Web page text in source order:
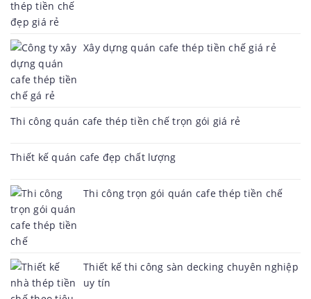
Xây dựng quán cafe thép tiền chế giá rẻ
Thi công quán cafe thép tiền chế trọn gói giá rẻ
Thiết kế quán cafe đẹp chất lượng
Thi công trọn gói quán cafe thép tiền chế
Thiết kế thi công sàn decking chuyên nghiệp
uy tín